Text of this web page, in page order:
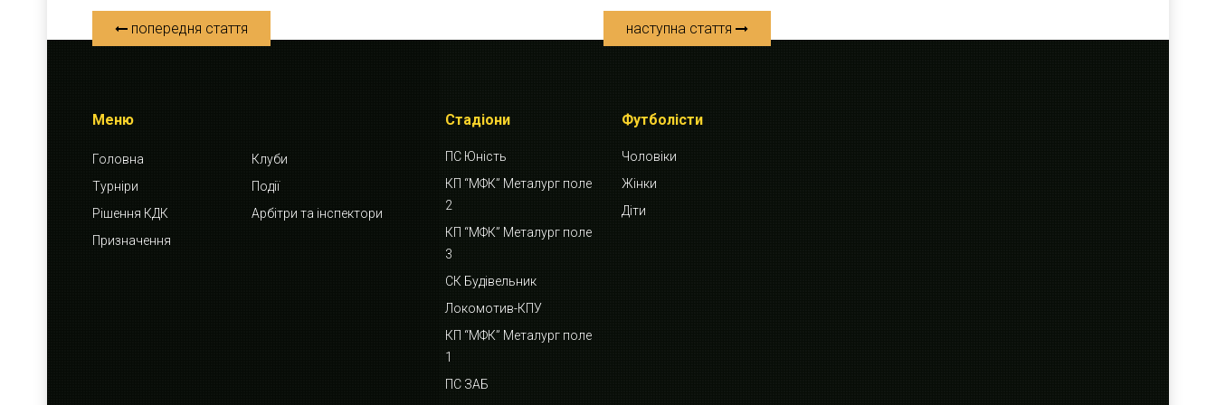
попередня стаття наступна стаття
Меню
Головна
Клуби
Турніри
Події
Рішення КДК
Арбітри та інспектори
Призначення
Стадіони
ПС Юність
КП “МФК” Металург поле
2
КП “МФК” Металург поле
3
СК Будівельник
Локомотив-КПУ
КП “МФК” Металург поле
1
ПС ЗАБ
Футболісти
Чоловіки
Жінки
Діти